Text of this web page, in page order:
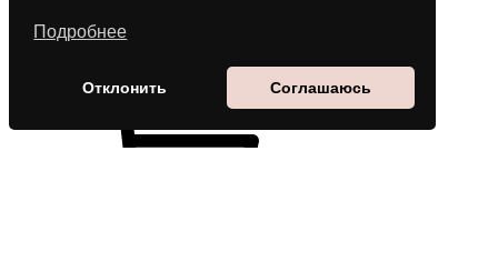
Подробнее
Отклонить Соглашаюсь